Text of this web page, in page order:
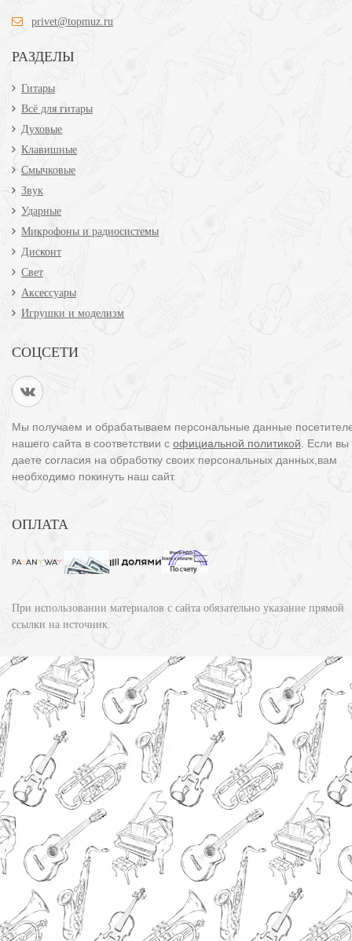
privet@topmuz.ru
РАЗДЕЛЫ
Гитары
Всё для гитары
Духовые
Клавишные
Смычковые
Звук
Ударные
Микрофоны и радиосистемы
Дисконт
Свет
Аксессуары
Игрушки и моделизм
СОЦСЕТИ
Мы получаем и обрабатываем персональные данные
нашего сайта в соответствии с официальной политикой . Если
даете согласия на обработку своих персональных данных,вам
необходимо покинуть наш сайт.
ОПЛАТА
При использовании материалов с сайта обязательно указание прямой
ссылки на источник.